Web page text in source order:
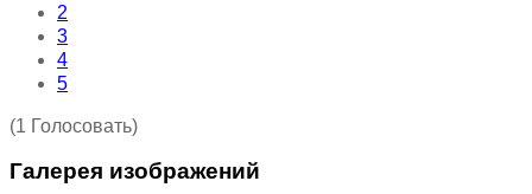
2
3
4
5
(1 Голосовать)
Галерея изображений